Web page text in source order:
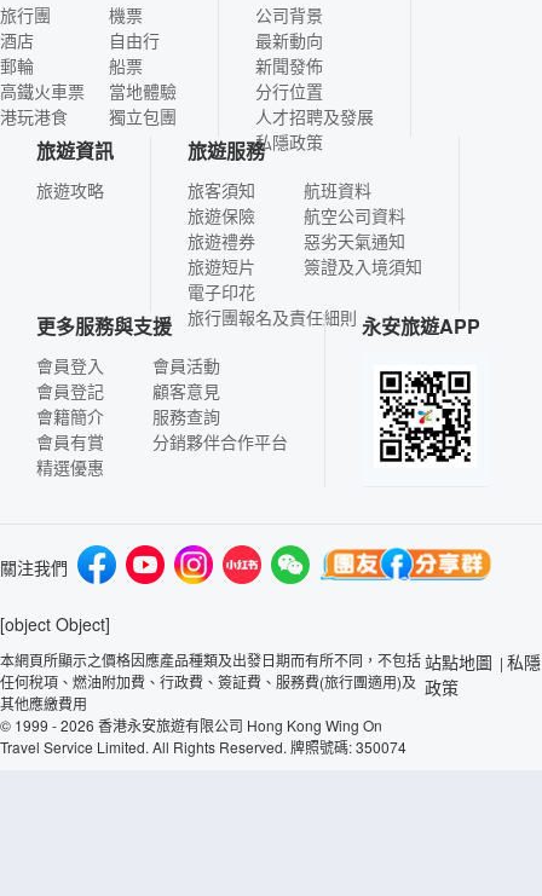
旅行團
酒店
郵輪
高鐵火車票
港玩港食
機票
自由行
船票
當地體驗
獨立包團
公司背景
最新動向
新聞發佈
分行位置
人才招聘及發展
私隱政策
旅遊資訊
旅遊攻略
旅遊服務
旅客須知
旅遊保險
旅遊禮券
旅遊短片
電子印花
航班資料
航空公司資料
惡劣天氣通知
簽證及入境須知
旅行團報名及責任細則
更多服務與支援
會員登入
會員登記
會籍簡介
會員有賞
精選優惠
會員活動
顧客意見
服務查詢
分銷夥伴合作平台
永安旅遊APP
關注我們
[object Object]
本網頁所顯示之價格因應產品種類及出發日期而有所不同，不包括
任何稅項、燃油附加費、行政費、簽証費、服務費(旅行團適用)及
其他應繳費用
© 1999 - 2026 香港永安旅遊有限公司 Hong Kong Wing On
Travel Service Limited. All Rights Reserved. 牌照號碼: 350074
站點地圖 | 私隱
政策